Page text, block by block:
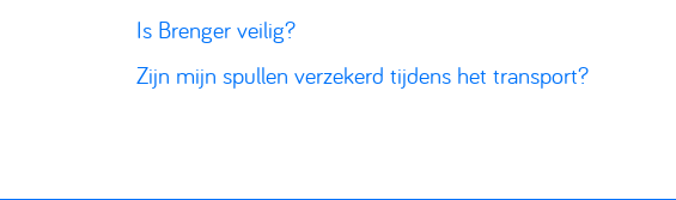
Is Brenger veilig?
Zijn mijn spullen verzekerd tijdens het transport?